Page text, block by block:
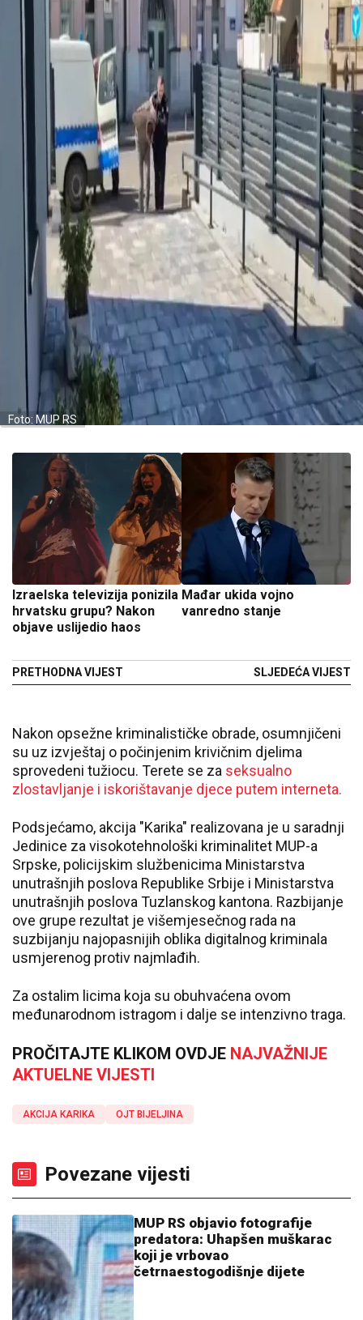
Foto: MUP RS
Izraelska televizija ponizila
hrvatsku grupu? Nakon
objave uslijedio haos
PRETHODNA VIJEST
Mađar ukida vojno
vanredno stanje
SLJEDEĆA VIJEST
Nakon opsežne kriminalističke obrade, osumnjičeni
su uz izvještaj o počinjenim krivičnim djelima
sprovedeni tužiocu. Terete se za seksualno
zlostavljanje i iskorištavanje djece putem interneta.
Podsjećamo, akcija "Karika" realizovana je u saradnji
Jedinice za visokotehnološki kriminalitet MUP-a
Srpske, policijskim službenicima Ministarstva
unutrašnjih poslova Republike Srbije i Ministarstva
unutrašnjih poslova Tuzlanskog kantona. Razbijanje
ove grupe rezultat je višemjesečnog rada na
suzbijanju najopasnijih oblika digitalnog kriminala
usmjerenog protiv najmlađih.
Za ostalim licima koja su obuhvaćena ovom
međunarodnom istragom i dalje se intenzivno traga.
PROČITAJTE KLIKOM OVDJE NAJVAŽNIJE
AKTUELNE VIJESTI
AKCIJA KARIKA OJT BIJELJINA
Povezane vijesti
MUP RS objavio fotografije
predatora: Uhapšen muškarac
koji je vrbovao
četrnaestogodišnje dijete